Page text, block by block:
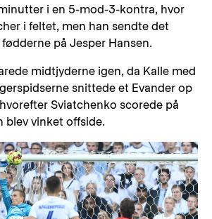
i en 5-mod-3-kontra, hvor
i feltet, men han sendte det
på Jesper Hansen.
midtjyderne igen, da Kalle med
snittede et Evander op
Sviatchenko scorede på
blev vinket offside.